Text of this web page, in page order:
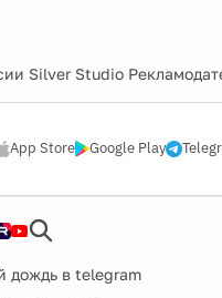
Silver Studio
App Store Google Play